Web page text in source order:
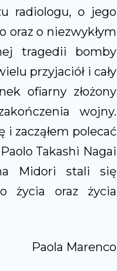
radiologu, o jego
oraz o niezwykłym
tragedii bomby
przyjaciół i cały
ofiarny złożony
wojny.
zacząłem polecać
Takashi Nagai
Midori stali się
życia oraz życia
Paola Marenco